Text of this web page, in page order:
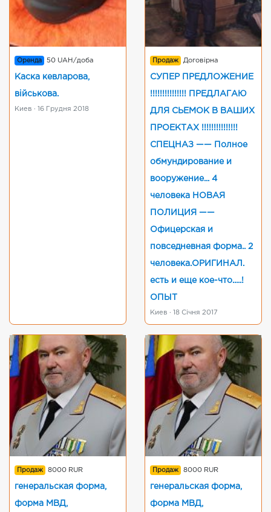
Оренда 50 UAH/доба
Каска кевларова,
військова.
Киев · 16 Грудня 2018
Продаж Договірна
СУПЕР ПРЕДЛОЖЕНИЕ
!!!!!!!!!!!!!!! ПРЕДЛАГАЮ
ДЛЯ СЬЕМОК В ВАШИХ
ПРОЕКТАХ !!!!!!!!!!!!!!!
СПЕЦНАЗ —— Полное
обмундирование и
вооружение... 4
человека НОВАЯ
ПОЛИЦИЯ ——
Офицерская и
повседневная форма.. 2
человека.ОРИГИНАЛ.
есть и еще кое-что.....!
ОПЫТ
Киев · 18 Січня 2017
Продаж 8000 RUR
генеральская форма,
форма МВД,
Продаж 8000 RUR
генеральская форма,
форма МВД,